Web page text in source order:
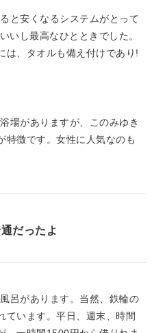
と安くなるシステムがとって
いし最高なひとときでした。
は、タオルも備え付けであり!
場がありますが、このみゆき
特徴です。女性に人気なのも
だったよ
呂があります。当然、鉄輪の
ています。平日、週末、時間